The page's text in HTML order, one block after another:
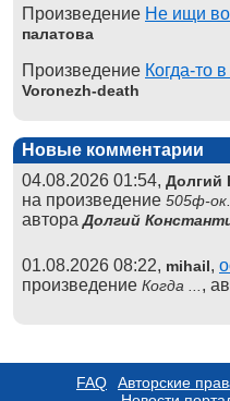
Произведение Не ищи
палатова
Произведение Когда-то
Voronezh-death
Новые комментарии
04.08.2026 01:54, Долгий
на произведение 505ф-
автораДолгий
01.08.2026 08:22, mihail,
произведение Когда ... ,
FAQ Авторские